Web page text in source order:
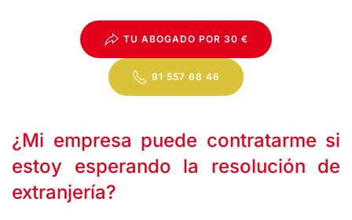
TU ABOGADO POR 30 €
91 557 68 46
¿Mi empresa puede contratarme si
estoy esperando la resolución de
extranjería?